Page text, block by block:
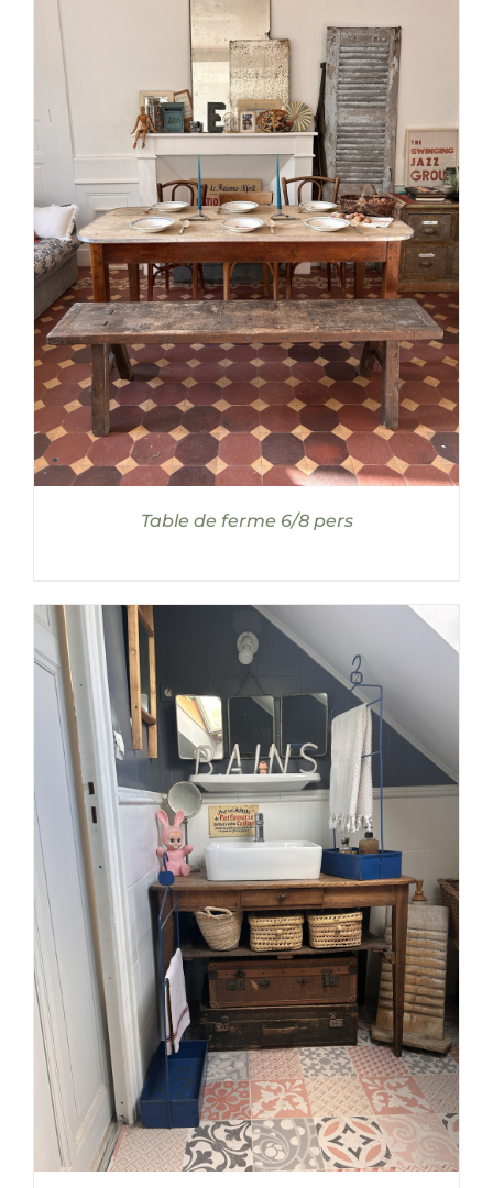
DÉTAILS
Table de ferme 6/8 pers
AJOUTER AU PANIER / DÉTAILS